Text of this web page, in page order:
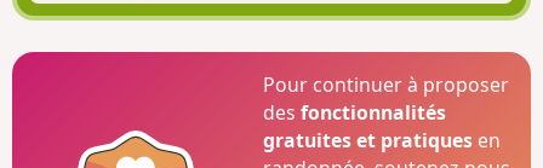
Pour continuer à proposer
desfonctionnalités
gratuites et pratiques en